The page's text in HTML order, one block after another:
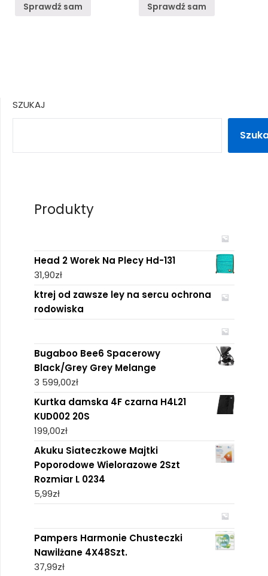
Sprawdź sam Sprawdź sam
SZUKAJ
Produkty
Head 2 Worek Na Plecy Hd-131
31,90zł
ktrej od zawsze ley na sercu ochrona
rodowiska
Bugaboo Bee6 Spacerowy
Black/Grey Grey Melange
3 599,00zł
Kurtka damska 4F czarna H4L21
KUD002 20S
199,00zł
Akuku Siateczkowe Majtki
Poporodowe Wielorazowe 2Szt
Rozmiar L 0234
5,99zł
Pampers Harmonie Chusteczki
Nawilżane 4X48Szt.
37,99zł